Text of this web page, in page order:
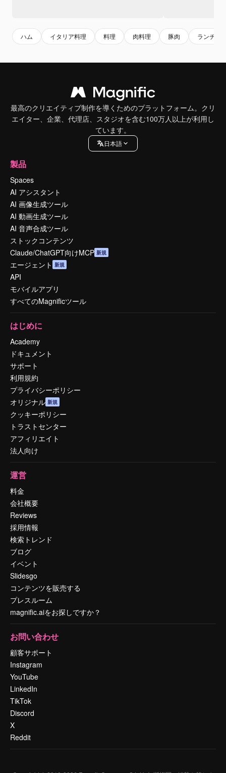
ハム イタリア料理 料理 肉料理 豚肉 ランチ
最高のクリエイティブ制作を導くためのプラットフォーム。クリ
エイター、企業、代理店、スタジオを含む100万人以上が利用し
ています。
日本語
製品
Spaces
AI アシスタント
AI 画像生成ツール
AI 動画生成ツール
AI 音声合成ツール
ストックコンテンツ
Claude/ChatGPT向けMCP 新規
エージェント 新規
API
モバイルアプリ
すべてのMagnificツール
はじめに
Academy
ドキュメント
サポート
利用規約
プライバシーポリシー
オリジナル 新規
クッキーポリシー
トラストセンター
アフィリエイト
法人向け
運営
料金
会社概要
Reviews
採用情報
検索トレンド
ブログ
イベント
Slidesgo
コンテンツを販売する
プレスルーム
magnific.aiをお探しですか？
お問い合わせ
顧客サポート
Instagram
YouTube
LinkedIn
TikTok
Discord
X
Reddit